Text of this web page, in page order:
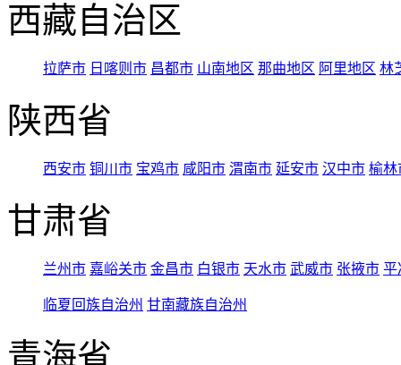
西藏自治区
拉萨市 日喀则市 昌都市 山南地区 那曲地区 阿里地区 林
陕西省
西安市 铜川市 宝鸡市 咸阳市 渭南市 延安市 汉中市 榆林
甘肃省
兰州市 嘉峪关市 金昌市 白银市 天水市 武威市 张掖市 平
临夏回族自治州 甘南藏族自治州
青海省